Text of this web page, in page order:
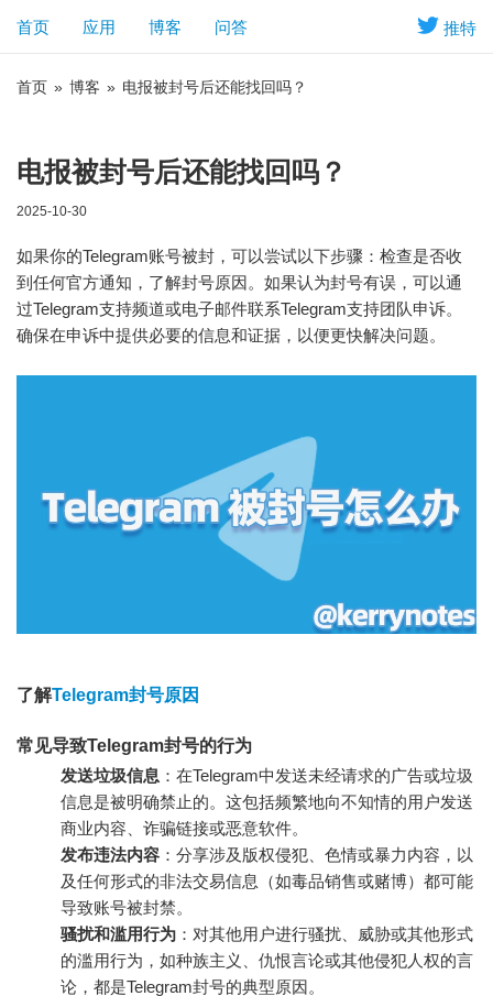
推特
首页 应用 博客 问答
首页 » 博客 » 电报被封号后还能找回吗？
电报被封号后还能找回吗？
2025-10-30
如果你的Telegram账号被封，可以尝试以下步骤：检查是否收
到任何官方通知，了解封号原因。如果认为封号有误，可以通
过Telegram支持频道或电子邮件联系Telegram支持团队申诉。
确保在申诉中提供必要的信息和证据，以便更快解决问题。
了解Telegram封号原因
常见导致Telegram封号的行为
发送垃圾信息 ：在Telegram中发送未经请求的广告或垃圾
信息是被明确禁止的。这包括频繁地向不知情的用户发送
商业内容、诈骗链接或恶意软件。
发布违法内容 ：分享涉及版权侵犯、色情或暴力内容，以
及任何形式的非法交易信息（如毒品销售或赌博）都可能
导致账号被封禁。
骚扰和滥用行为 ：对其他用户进行骚扰、威胁或其他形式
的滥用行为，如种族主义、仇恨言论或其他侵犯人权的言
论，都是Telegram封号的典型原因。